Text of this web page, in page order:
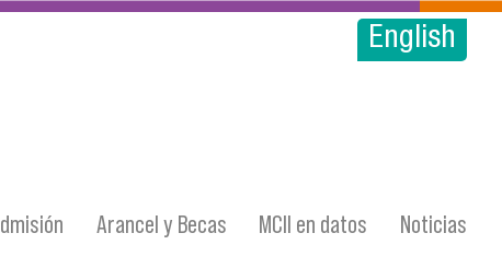
English
Arancel y Becas MCII en datos Noticias